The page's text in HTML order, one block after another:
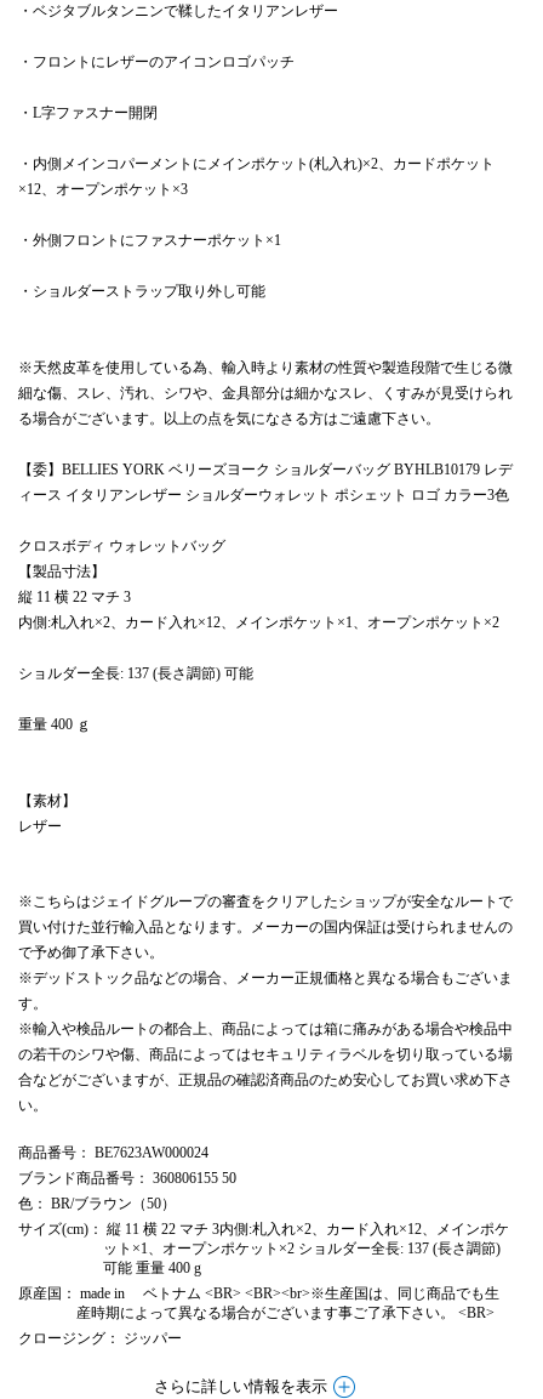
・ベジタブルタンニンで鞣したイタリアンレザー
・フロントにレザーのアイコンロゴパッチ
・L字ファスナー開閉
・内側メインコパーメントにメインポケット(札入れ)×2、カードポケット
×12、オープンポケット×3
・外側フロントにファスナーポケット×1
・ショルダーストラップ取り外し可能
※天然皮革を使用している為、輸入時より素材の性質や製造段階で生じる微
細な傷、スレ、汚れ、シワや、金具部分は細かなスレ、くすみが見受けられ
る場合がございます。以上の点を気になさる方はご遠慮下さい。
【委】BELLIES YORK ベリーズヨーク ショルダーバッグ BYHLB10179 レデ
ィース イタリアンレザー ショルダーウォレット ポシェット ロゴ カラー3色
クロスボディ ウォレットバッグ
【製品寸法】
縦 11 横 22 マチ 3
内側:札入れ×2、カード入れ×12、メインポケット×1、オープンポケット×2
ショルダー全長: 137 (長さ調節) 可能
重量 400 ｇ
【素材】
レザー
※こちらはジェイドグループの審査をクリアしたショップが安全なルートで
買い付けた並行輸入品となります。メーカーの国内保証は受けられませんの
で予め御了承下さい。
※デッドストック品などの場合、メーカー正規価格と異なる場合もございま
す。
※輸入や検品ルートの都合上、商品によっては箱に痛みがある場合や検品中
の若干のシワや傷、商品によってはセキュリティラベルを切り取っている場
合などがございますが、正規品の確認済商品のため安心してお買い求め下さ
い。
商品番号 ： BE7623AW000024
ブランド商品番号 ： 360806155 50
色 ： BR/ブラウン（50）
サイズ(cm) ： 縦 11 横 22 マチ 3内側:札入れ×2、カード入れ×12、メインポケ
ット×1、オープンポケット×2 ショルダー全長: 137 (長さ調節)
可能 重量 400 g
原産国 ： made in ベトナム <BR> <BR><br>※生産国は、同じ商品でも生
産時期によって異なる場合がございます事ご了承下さい。 <BR>
クロージング ： ジッパー
さらに詳しい情報を表示